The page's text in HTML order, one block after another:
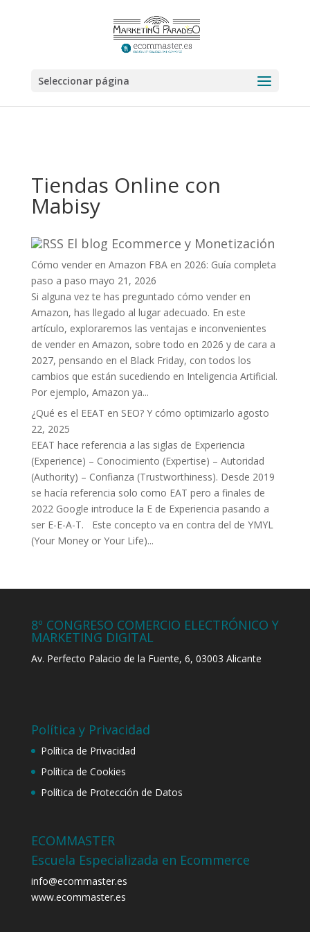
Seleccionar página
Tiendas Online con
Mabisy
El blog Ecommerce y Monetización
Cómo vender en Amazon FBA en 2026: Guía completa
paso a paso mayo 21, 2026
Si alguna vez te has preguntado cómo vender en
Amazon, has llegado al lugar adecuado. En este
artículo, exploraremos las ventajas e inconvenientes
de vender en Amazon, sobre todo en 2026 y de cara a
2027, pensando en el Black Friday, con todos los
cambios que están sucediendo en Inteligencia Artificial.
Por ejemplo, Amazon ya...
¿Qué es el EEAT en SEO? Y cómo optimizarlo agosto
22, 2025
EEAT hace referencia a las siglas de Experiencia
(Experience) – Conocimiento (Expertise) – Autoridad
(Authority) – Confianza (Trustworthiness). Desde 2019
se hacía referencia solo como EAT pero a finales de
2022 Google introduce la E de Experiencia pasando a
ser E-E-A-T. Este concepto va en contra del de YMYL
(Your Money or Your Life)...
8º CONGRESO COMERCIO ELECTRÓNICO Y
MARKETING DIGITAL
Av. Perfecto Palacio de la Fuente, 6, 03003 Alicante
Política y Privacidad
Política de Privacidad
Política de Cookies
Política de Protección de Datos
ECOMMASTER
Escuela Especializada en Ecommerce
info@ecommaster.es
www.ecommaster.es